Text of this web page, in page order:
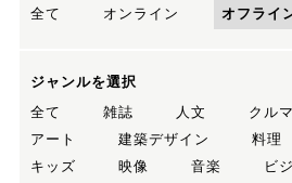
全て
オンライン オフライ
ジャンルを選択
全て
雑誌 人文
クル
アート
建築デザイン 料理
キッズ
映像 音楽
ビ